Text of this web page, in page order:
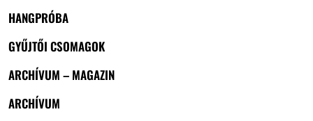
HANGPRÓBA
GYŰJTŐI CSOMAGOK
ARCHÍVUM – MAGAZIN
ARCHÍVUM